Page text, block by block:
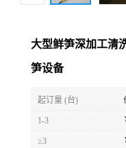
大型鲜笋深加工清
笋设备
起订量 (台)
1-3
≥3